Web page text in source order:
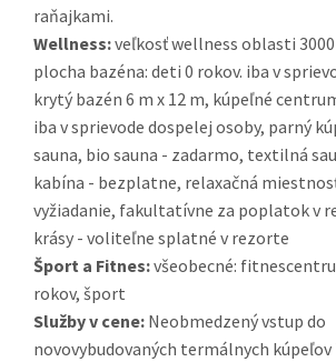
raňajkami.
Wellness:veľkosť wellness oblasti
plocha bazéna: deti 0 rokov. iba v
krytý bazén 6 m x 12 m, kúpeľné
iba v sprievode dospelej osoby, parný
sauna, bio sauna - zadarmo, textilná
kabína - bezplatne, relaxačná
vyžiadanie, fakultatívne za poplatok v
krásy - voliteľne splatné v rezorte
Šport a Fitnes:všeobecné:
rokov, šport
Služby v cene: Neobmedzený vstup do
novovybudovaných termálnych kúpeľov